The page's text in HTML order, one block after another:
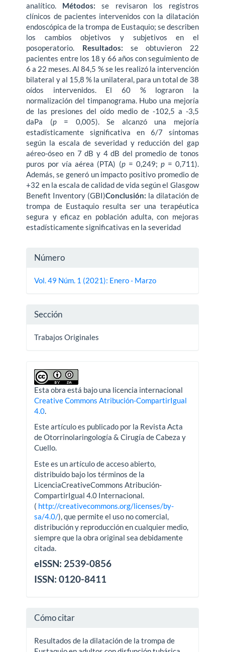
analítico. Métodos: se revisaron los registros
clínicos de pacientes intervenidos con la dilatación
endoscópica de la trompa de Eustaquio; se describen
los cambios objetivos y subjetivos en el
posoperatorio. Resultados: se obtuvieron 22
pacientes entre los 18 y 66 años con seguimiento de
6 a 22 meses. Al 84,5 % se les realizó la intervención
bilateral y al 15,8 % la unilateral, para un total de 38
oídos intervenidos. El 60 % lograron la
normalización del timpanograma. Hubo una mejoría
de las presiones del oído medio de -102,5 a -3,5
daPa (p= 0,005). Se alcanzó una mejoría
estadísticamente significativa en 6/7 síntomas
según la escala de severidad y reducción del gap
aéreo-óseo en 7 dB y 4 dB del promedio de tonos
puros por vía aérea (PTA) (p= 0,249; p= 0,711).
Además, se generó un impacto positivo promedio de
+32 en la escala de calidad de vida según el Glasgow
Benefit Inventory (GBI)Conclusión: la dilatación de
trompa de Eustaquio resulta ser una terapéutica
segura y eficaz en población adulta, con mejoras
estadísticamente significativas en la severidad
Detalles
del
Número
Vol. 49 Núm. 1 (2021): Enero - Marzo
Sección
Trabajos Originales
Esta obra está bajo una licencia internacional
Creative Commons Atribución-CompartirIgual
4.0.
Este artículo es publicado por la Revista Acta
de Otorrinolaringología & Cirugía de Cabeza y
Cuello.
Este es un artículo de acceso abierto,
distribuido bajo los términos de la
LicenciaCreativeCommons Atribución-
CompartirIgual 4.0 Internacional.
( http://creativecommons.org/licenses/by-
sa/4.0/), que permite el uso no comercial,
distribución y reproducción en cualquier medio,
siempre que la obra original sea debidamente
citada.
eISSN: 2539-0856
ISSN: 0120-8411
Cómo citar
Resultados de la dilatación de la trompa de